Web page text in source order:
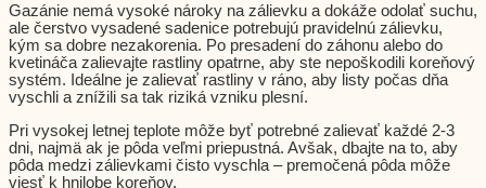
Gazánie nemá vysoké nároky na zálievku a dokáže odolať suchu,
ale čerstvo vysadené sadenice potrebujú pravidelnú zálievku,
kým sa dobre nezakorenia. Po presadení do záhonu alebo do
kvetináča zalievajte rastliny opatrne, aby ste nepoškodili koreňový
systém. Ideálne je zalievať rastliny v ráno, aby listy počas dňa
vyschli a znížili sa tak riziká vzniku plesní.
Pri vysokej letnej teplote môže byť potrebné zalievať každé 2-3
dni, najmä ak je pôda veľmi priepustná. Avšak, dbajte na to, aby
pôda medzi zálievkami čisto vyschla – premočená pôda môže
viesť k hnilobe koreňov.